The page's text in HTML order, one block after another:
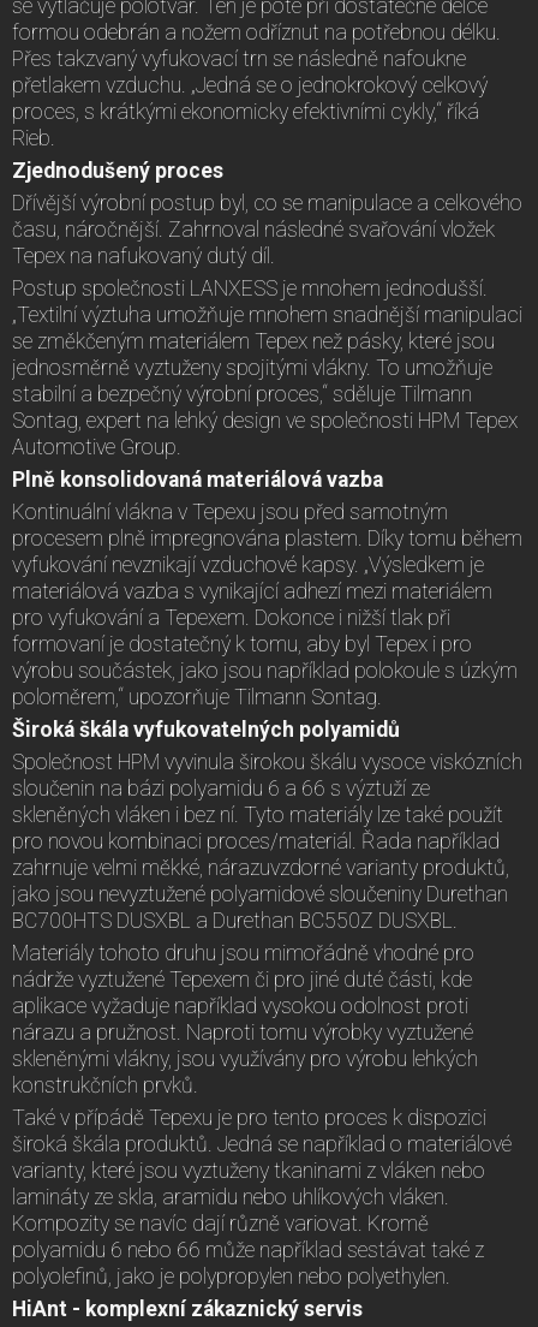
se vytlačuje polotvar. Ten je poté při dostatečné délce
formou odebrán a nožem odříznut na potřebnou délku.
Přes takzvaný vyfukovací trn se následně nafoukne
přetlakem vzduchu. „Jedná se o jednokrokový celkový
proces, s krátkými ekonomicky efektivními cykly,“ říká
Rieb.
Zjednodušený proces
Dřívější výrobní postup byl, co se manipulace a celkového
času, náročnější. Zahrnoval následné svařování vložek
Tepex na nafukovaný dutý díl.
Postup společnosti LANXESS je mnohem jednodušší.
„Textilní výztuha umožňuje mnohem snadnější manipulaci
se změkčeným materiálem Tepex než pásky, které jsou
jednosměrně vyztuženy spojitými vlákny. To umožňuje
stabilní a bezpečný výrobní proces,“ sděluje Tilmann
Sontag, expert na lehký design ve společnosti HPM Tepex
Automotive Group.
Plně konsolidovaná materiálová vazba
Kontinuální vlákna v Tepexu jsou před samotným
procesem plně impregnována plastem. Díky tomu během
vyfukování nevznikají vzduchové kapsy. „Výsledkem je
materiálová vazba s vynikající adhezí mezi materiálem
pro vyfukování a Tepexem. Dokonce i nižší tlak při
formovaní je dostatečný k tomu, aby byl Tepex i pro
výrobu součástek, jako jsou například polokoule s úzkým
poloměrem,“ upozorňuje Tilmann Sontag.
Široká škála vyfukovatelných polyamidů
Společnost HPM vyvinula širokou škálu vysoce viskózních
sloučenin na bázi polyamidu 6 a 66 s výztuží ze
skleněných vláken i bez ní. Tyto materiály lze také použít
pro novou kombinaci proces/materiál. Řada například
zahrnuje velmi měkké, nárazuvzdorné varianty produktů,
jako jsou nevyztužené polyamidové sloučeniny Durethan
BC700HTS DUSXBL a Durethan BC550Z DUSXBL.
Materiály tohoto druhu jsou mimořádně vhodné pro
nádrže vyztužené Tepexem či pro jiné duté části, kde
aplikace vyžaduje například vysokou odolnost proti
nárazu a pružnost. Naproti tomu výrobky vyztužené
skleněnými vlákny, jsou využívány pro výrobu lehkých
konstrukčních prvků.
Také v přípádě Tepexu je pro tento proces k dispozici
široká škála produktů. Jedná se například o materiálové
varianty, které jsou vyztuženy tkaninami z vláken nebo
lamináty ze skla, aramidu nebo uhlíkových vláken.
Kompozity se navíc dají různě variovat. Kromě
polyamidu 6 nebo 66 může například sestávat také z
polyolefinů, jako je polypropylen nebo polyethylen.
HiAnt - komplexní zákaznický servis